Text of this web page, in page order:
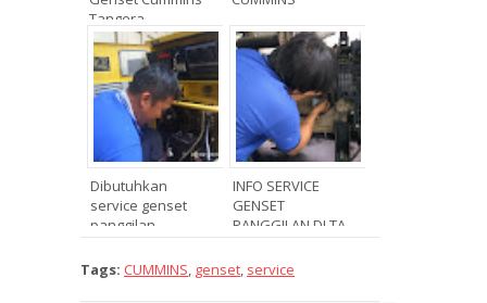
Tangera...
Dibutuhkan
service genset
panggilan...
INFO SERVICE
GENSET
PANGGILAN DI TA...
Tags: CUMMINS, genset, service